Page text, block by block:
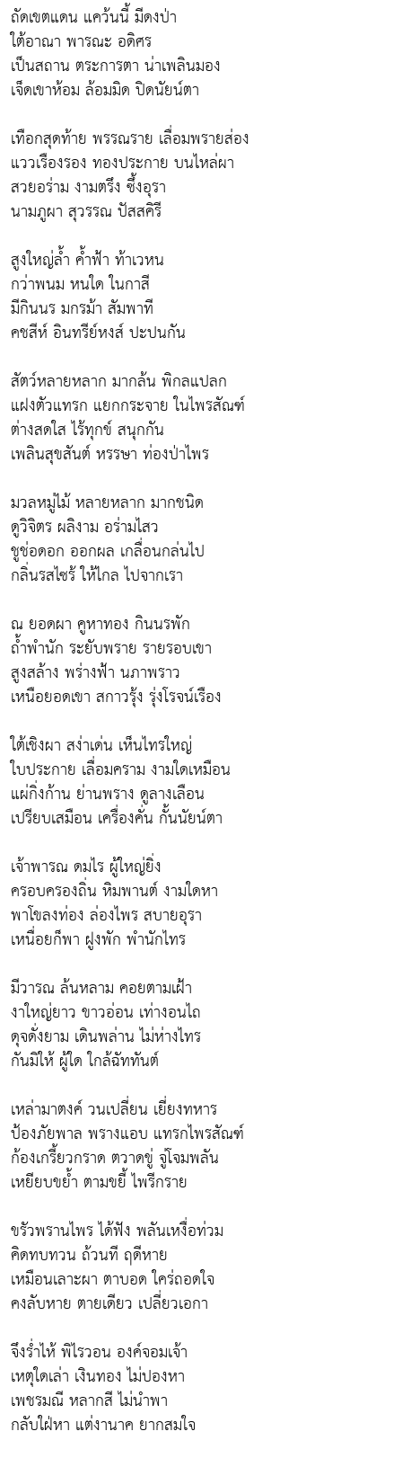
ถัดเขตแดน แคว้นนี้ มีดงป่า
ใต้อาณา พารณะ อดิศร
เป็นสถาน ตระการตา น่าเพลินมอง
เจ็ดเขาห้อม ล้อมมิด ปิดนัยน์ตา
เทือกสุดท้าย พรรณราย เลื่อมพรายส่อง
แววเรืองรอง ทองประกาย บนไหล่ผา
สวยอร่าม งามตรึง ซึ้งอุรา
นามภูผา สุวรรณ ปัสสคิรี
สูงใหญ่ล้ำ ค้ำฟ้า ท้าเวหน
กว่าพนม หนใด ในกาสี
มีกินนร มกรม้า สัมพาที
คชสีห์ อินทรีย์หงส์ ปะปนกัน
สัตว์หลายหลาก มากล้น พิกลแปลก
แฝงตัวแทรก แยกกระจาย ในไพรสัณฑ์
ต่างสดใส ไร้ทุกข์ สนุกกัน
เพลินสุขสันต์ หรรษา ท่องป่าไพร
มวลหมู่ไม้ หลายหลาก มากชนิด
ดูวิจิตร ผลิงาม อร่ามไสว
ชูช่อดอก ออกผล เกลื่อนกล่นไป
กลิ่นรสไซร้ ให้ไกล ไปจากเรา
ณ ยอดผา คูหาทอง กินนรพัก
ถ้ำพำนัก ระยับพราย รายรอบเขา
สูงสล้าง พร่างฟ้า นภาพราว
เหนือยอดเขา สกาวรุ้ง รุ่งโรจน์เรือง
ใต้เชิงผา สง่าเด่น เห็นไทรใหญ่
ใบประกาย เลื่อมคราม งามใดเหมือน
แผ่กิ่งก้าน ย่านพราง ดูลางเลือน
เปรียบเสมือน เครื่องคั่น กั้นนัยน์ตา
เจ้าพารณ ดมไร ผู้ใหญ่ยิ่ง
ครอบครองถิ่น หิมพานต์ งามใดหา
พาโขลงท่อง ล่องไพร สบายอุรา
เหนื่อยก็พา ฝูงพัก พำนักไทร
มีวารณ ล้นหลาม คอยตามเฝ้า
งาใหญ่ยาว ขาวอ่อน เท่างอนไถ
ดุจดั่งยาม เดินพล่าน ไม่ห่างไทร
กันมิให้ ผู้ใด ใกล้ฉัททันต์
เหล่ามาตงค์ วนเปลี่ยน เยี่ยงทหาร
ป้องภัยพาล พรางแอบ แทรกไพรสัณฑ์
ก้องเกรี้ยวกราด ตวาดขู่ จู่โจมพลัน
เหยียบขย้ำ ตามขยี้ ไพรีกราย
ขรัวพรานไพร ได้ฟัง พลันเหงื่อท่วม
คิดทบทวน ถ้วนที ฤดีหาย
เหมือนเลาะผา ตาบอด ใคร่ถอดใจ
คงลับหาย ตายเดียว เปลี่ยวเอกา
จึงร่ำไห้ พิไรวอน องค์จอมเจ้า
เหตุใดเล่า เงินทอง ไม่ปองหา
เพชรมณี หลากสี ไม่นำพา
กลับใฝ่หา แต่งานาค ยากสมใจ